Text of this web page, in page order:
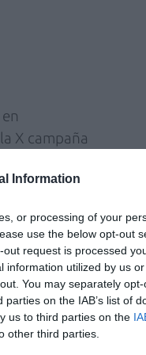
Information
or processing of your
use the below opt-out
request is processed
information utilized by us
You may separately
on the IAB’s list of
us to third parties on the
other third parties.
X campaña
de la
centradas
el
para
en las